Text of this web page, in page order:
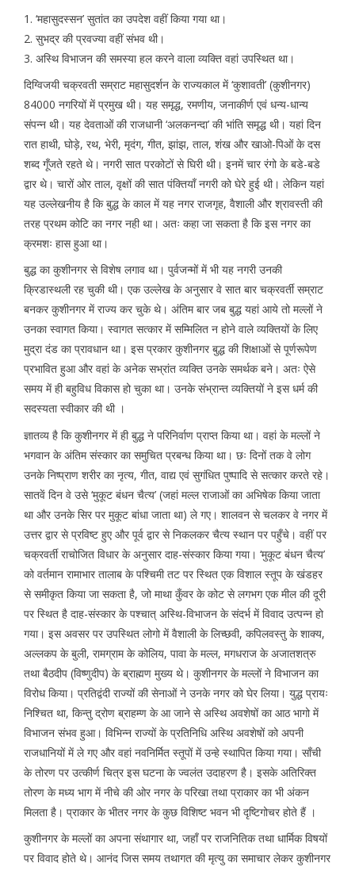
1. ‘महासुदस्सन’ सुतांत का उपदेश वहीं किया गया था।
2. सुभद्र की प्रवज्या वहीं संभव थी।
3. अस्थि विभाजन की समस्या हल करने वाला व्यक्ति वहां उपस्थित था।
दिग्विजयी चक्रवती सम्राट महासुदर्शन के राज्यकाल में ‘कुशावती’ (कुशीनगर)
84000 नगरियों में प्रमुख थी। यह समृद्ध, रमणीय, जनाकीर्ण एवं धन्य-धान्य
संपन्न थी। यह देवताओं की राजधानी ‘अलकनन्दा’ की भांति समृद्ध थी। यहां दिन
रात हाथी, घोड़े, रथ, भेरी, मृदंग, गीत, झांझ, ताल, शंख और खाओ-पिओं के दस
शब्द गूँजते रहते थे। नगरी सात परकोटों से घिरी थी। इनमें चार रंगो के बडे-बडे
द्वार थे। चारों ओर ताल, वृक्षों की सात पंक्तियाँ नगरी को घेरे हुई थी। लेकिन यहां
यह उल्लेखनीय है कि बुद्ध के काल में यह नगर राजगृह, वैशाली और श्रावस्ती की
तरह प्रथम कोटि का नगर नही था। अतः कहा जा सकता है कि इस नगर का
क्रमशः हास हुआ था।
बुद्ध का कुशीनगर से विशेष लगाव था। पुर्वजन्मों में भी यह नगरी उनकी
क्रिडास्थली रह चुकी थी। एक उल्लेख के अनुसार वे सात बार चक्रवर्ती सम्राट
बनकर कुशीनगर में राज्य कर चुके थे। अंतिम बार जब बुद्ध यहां आये तो मल्लों ने
उनका स्वागत किया। स्वागत सत्कार में सम्मिलित न होने वाले व्यक्तियों के लिए
मुद्रा दंड का प्रावधान था। इस प्रकार कुशीनगर बुद्ध की शिक्षाओं से पूर्णरूपेण
प्रभावित हुआ और वहां के अनेक सभ्रांत व्यक्ति उनके समर्थक बने। अतः ऐसे
समय में ही बहुविध विकास हो चुका था। उनके संभ्रान्त व्यक्तियों ने इस धर्म की
सदस्यता स्वीकार की थी ।
ज्ञातव्य है कि कुशीनगर में ही बुद्ध ने परिनिर्वाण प्राप्त किया था। वहां के मल्लों ने
भगवान के अंतिम संस्कार का समुचित प्रबन्ध किया था। छः दिनों तक वे लोग
उनके निष्प्राण शरीर का नृत्य, गीत, वाद्य एवं सुगंधित पुष्पादि से सत्कार करते रहे।
सातवें दिन वे उसे ‘मुकूट बंधन चैत्य’ (जहां मल्ल राजाओं का अभिषेक किया जाता
था और उनके सिर पर मुकूट बांधा जाता था) ले गए। शालवन से चलकर वे नगर में
उत्तर द्वार से प्रविष्ट हुए और पूर्व द्वार से निकलकर चैत्य स्थान पर पहुँचे। वहीं पर
चक्रवर्ती राचोजित विधार के अनुसार दाह-संस्कार किया गया। ‘मुकूट बंधन चैत्य’
को वर्तमान रामाभार तालाब के पश्चिमी तट पर स्थित एक विशाल स्तूप के खंडहर
से समीकृत किया जा सकता है, जो माथा कुँवर के कोट से लगभग एक मील की दूरी
पर स्थित है दाह-संस्कार के पश्चात् अस्थि-विभाजन के संदर्भ में विवाद उत्पन्न हो
गया। इस अवसर पर उपस्थित लोगो में वैशाली के लिच्छवी, कपिलवस्तु के शाक्य,
अल्लकप के बुली, रामग्राम के कोलिय, पावा के मल्ल, मगधराज के अजातशत्रु
तथा बैठदीप (विष्णुदीप) के ब्राह्मण मुख्य थे। कुशीनगर के मल्लों ने विभाजन का
विरोध किया। प्रतिद्वंदी राज्यों की सेनाओं ने उनके नगर को घेर लिया। युद्ध प्रायः
निश्चित था, किन्तु द्रोण ब्राहम्ण के आ जाने से अस्थि अवशेषों का आठ भागो में
विभाजन संभव हुआ। विभिन्न राज्यों के प्रतिनिधि अस्थि अवशेषों को अपनी
राजधानियों में ले गए और वहां नवनिर्मित स्तूपों में उन्हे स्थापित किया गया। साँची
के तोरण पर उत्कीर्ण चित्र इस घटना के ज्वलंत उदाहरण है। इसके अतिरिक्त
तोरण के मध्य भाग में नीचे की ओर नगर के परिखा तथा प्राकार का भी अंकन
मिलता है। प्राकार के भीतर नगर के कुछ विशिष्ट भवन भी दृष्टिगोचर होते हैं ।
कुशीनगर के मल्लों का अपना संथागार था, जहाँ पर राजनितिक तथा धार्मिक विषयों
पर विवाद होते थे। आनंद जिस समय तथागत की मृत्यु का समाचार लेकर कुशीनगर